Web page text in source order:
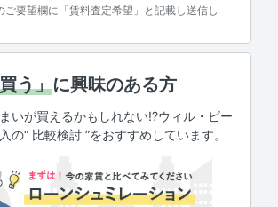
ご要望欄に「賃料査定希望」と記載し送信し
う」に興味のある方
いが買えるかもしれない!?ウィル・ビー
の“ 比較検討 ”をおすすめしています。